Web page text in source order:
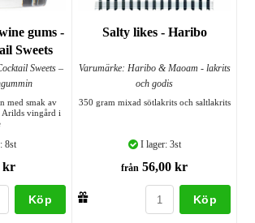
gums -
Sweets
Sweets –
med smak av
Arilds vingård i
8st
kr
Köp
Salty likes - Haribo
Varumärke: Haribo & Maoam - lakrits
och godis
350 gram mixad sötlakrits och saltlakrits
I lager: 3st
från 56,00 kr
Köp